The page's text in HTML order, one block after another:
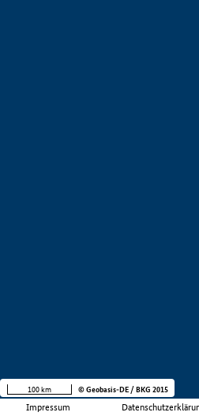
Impressum
100 km © Geobasis-DE / BKG 2015